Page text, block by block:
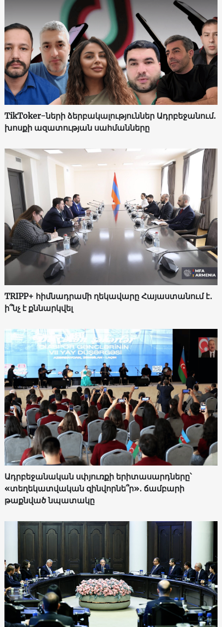
TikToker-ների ձերբակալություններ Ադրբեջանում.
խոսքի ազատության սահմանները
TRIPP+ հիմնադրամի ղեկավարը Հայաստանում է․
ի՞նչ է քննարկվել
Ադրբեջանական սփյուռքի երիտասարդները՝
«տեղեկատվական զինվորնե՞ր»․ ճամբարի
թաքնված նպատակը